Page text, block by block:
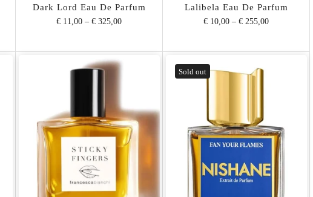
Dark Lord Eau De Parfum
€ 11,00–€ 325,00
Lalibela Eau De Parfum
€ 10,00–€ 255,00
Sold out